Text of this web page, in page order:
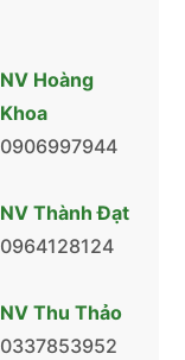
NV Hoàng
Khoa
0906997944
NV Thành Đạt
0964128124
NV Thu Thảo
0337853952